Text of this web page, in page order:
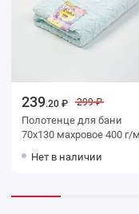
239.20 ₽ 299 ₽
Полотенце для бани
70х130 махровое 400 г/м2
мануфактура
Нет в наличии